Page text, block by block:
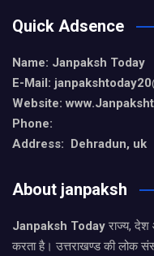
Quick Adsence
Name: Janpaksh Today
E-Mail:
Website:
Phone:
Address: Dehradun, uk
About janpaksh
Janpaksh Todayराज्य, देश
करता है। उत्तराखण्ड की लोक